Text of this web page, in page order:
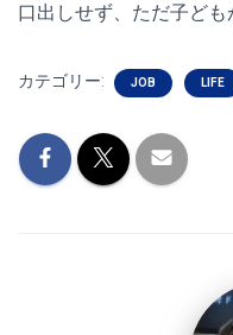
口出しせず、ただ子ども
カテゴリー: JOB LIFE